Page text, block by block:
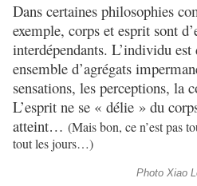
Dans certaines philosophies
exemple, corps et esprit sont
interdépendants. L’individu
ensemble d’agrégats
sensations, les perceptions, la
L’esprit ne se « délie » du
atteint… (Mais bon, ce n’est pas
tout les jours…)
Photo Xiao